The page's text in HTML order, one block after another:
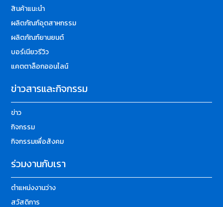
สินค้าแนะนำ
ผลิตภัณฑ์อุตสาหกรรม
ผลิตภัณฑ์ยานยนต์
บอร์เนียวรีวิว
แคตตาล็อกออนไลน์
ข่าวสารและกิจกรรม
ข่าว
กิจกรรม
กิจกรรมเพื่อสังคม
ร่วมงานกับเรา
ตำแหน่งงานว่าง
สวัสดิการ